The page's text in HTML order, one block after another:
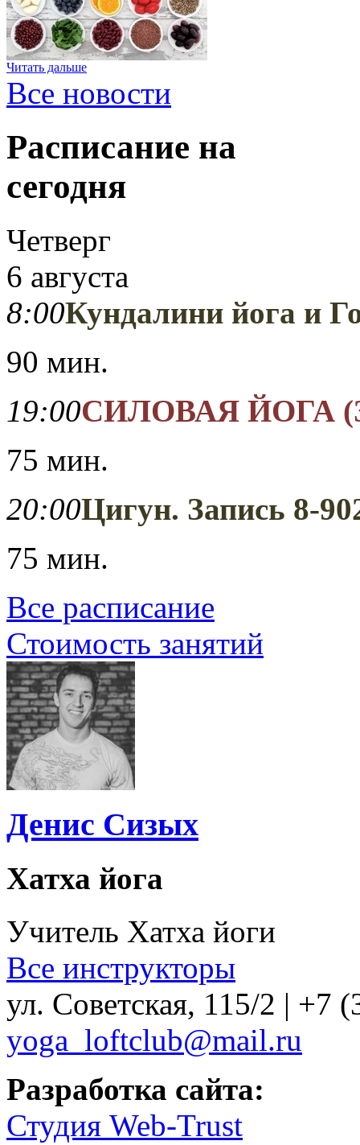
Читать дальше
Все новости
Расписание на
сегодня
Четверг
6 августа
8:00Кундалини йога и
90 мин.
19:00СИЛОВАЯ ЙОГА
75 мин.
20:00Цигун. Запись 8-
75 мин.
Все расписание
Стоимость занятий
Денис Сизых
Хатха йога
Учитель Хатха йоги
Все инструкторы
ул. Советская, 115/2 | +7
yoga_loftclub@mail.ru
Разработка сайта:
Студия Web-Trust